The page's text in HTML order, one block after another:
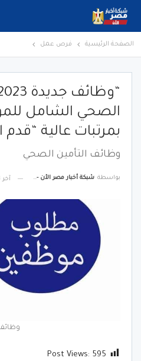
الصفحة الرئيسية فرص عمل
الصحي الشامل
بمرتبات عالية “قدم
وظائف التأمين الصحي
بواسطة شبكة أخبار مصر الأن - Egypt News Network Now
Post Views: 595